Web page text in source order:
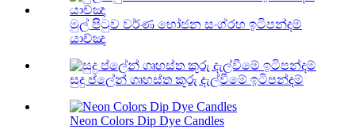
මුල් පිටුව වර්ණ භෝජන සංග්රහ ඉටිපන්දම්
යාච්ඤා
සුදු ප්ලේන් ගෘහස්ත කූරු දැල්වීමේ ඉටිපන්දම්
Neon Colors Dip Dye Candles